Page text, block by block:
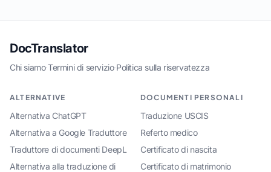
DocTranslator
Chi siamo·Termini di servizio·Politica sulla riservatezza
ALTERNATIVE
Alternativa ChatGPT
Alternativa a Google Traduttore
Traduttore di documenti DeepL
Alternativa alla traduzione di
DOCUMENTI PERSONALI
Traduzione USCIS
Referto medico
Certificato di nascita
Certificato di matrimonio